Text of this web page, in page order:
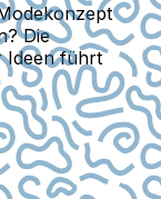
Die
Ideen führt